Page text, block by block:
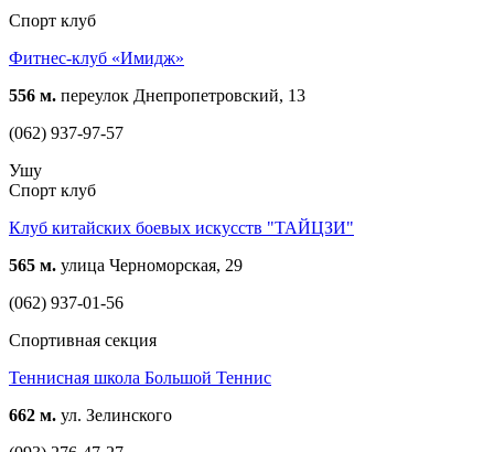
Спорт клуб
Фитнес-клуб «Имидж»
556 м. переулок Днепропетровский, 13
(062) 937-97-57
Ушу
Спорт клуб
Клуб китайских боевых искусств "ТАЙЦЗИ"
565 м. улица Черноморская, 29
(062) 937-01-56
Спортивная секция
Теннисная школа Большой Теннис
662 м. ул. Зелинского